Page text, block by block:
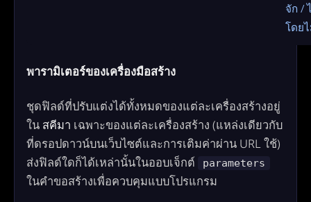
จัก /
โดย
พารามิเตอร์ของเครื่องมือสร้าง
ชุดฟิลด์ที่ปรับแต่งได้ทั้งหมดของแต่ละเครื่องสร้างอยู่
ใน สคีมา เฉพาะของแต่ละเครื่องสร้าง (แหล่งเดียวกับ
ที่ดรอปดาวน์บนเว็บไซต์และการเติมค่าผ่าน URL ใช้)
ส่งฟิลด์ใดก็ได้เหล่านั้นในออบเจ็กต์
parameters
ในคำขอสร้างเพื่อควบคุมแบบโปรแกรม